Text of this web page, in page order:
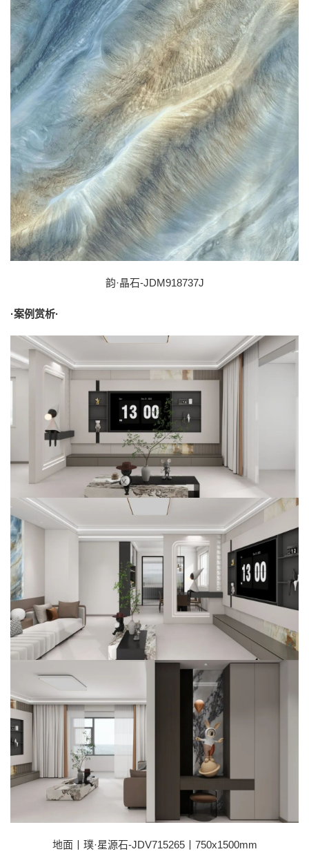
韵·晶石-JDM918737J
·案例赏析·
地面丨璞·星源石-JDV715265丨750x1500mm